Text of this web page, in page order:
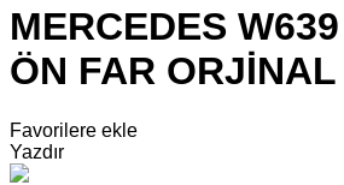
MERCEDES
ÖN FAR
Favorilere ekle
Yazdır